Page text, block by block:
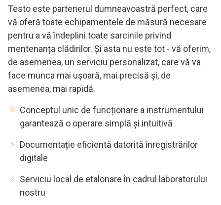
Testo este partenerul dumneavoastră perfect, care
vă oferă toate echipamentele de măsură necesare
pentru a vă îndeplini toate sarcinile privind
mentenanța clădirilor. Și asta nu este tot - vă oferim,
de asemenea, un serviciu personalizat, care vă va
face munca mai ușoară, mai precisă și, de
asemenea, mai rapidă.
Conceptul unic de funcționare a instrumentului
garantează o operare simplă și intuitivă
Documentație eficientă datorită înregistrărilor
digitale
Serviciu local de etalonare în cadrul laboratorului
nostru